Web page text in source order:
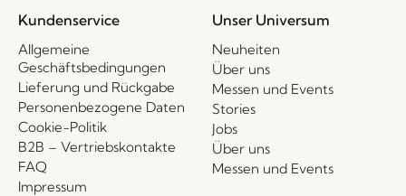
Kundenservice
Allgemeine
Geschäftsbedingungen
Lieferung und Rückgabe
Personenbezogene Daten
Cookie-Politik
B2B – Vertriebskontakte
FAQ
Impressum
Unser Universum
Neuheiten
Über uns
Messen und Events
Stories
Jobs
Über uns
Messen und Events